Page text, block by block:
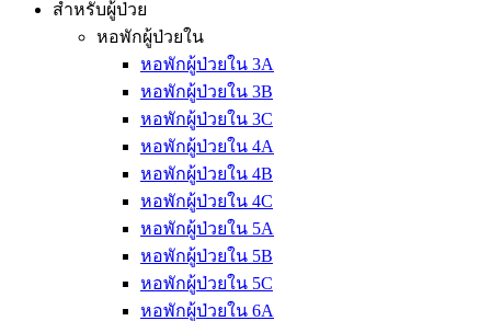
สำหรับผู้ป่วย
หอพักผู้ป่วยใน
หอพักผู้ป่วยใน 3A
หอพักผู้ป่วยใน 3B
หอพักผู้ป่วยใน 3C
หอพักผู้ป่วยใน 4A
หอพักผู้ป่วยใน 4B
หอพักผู้ป่วยใน 4C
หอพักผู้ป่วยใน 5A
หอพักผู้ป่วยใน 5B
หอพักผู้ป่วยใน 5C
หอพักผู้ป่วยใน 6A